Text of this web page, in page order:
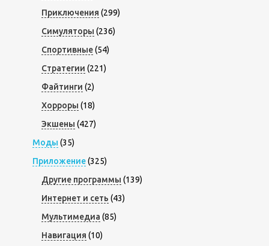
Приключения (299)
Симуляторы (236)
Спортивные(54)
Стратегии (221)
Файтинги (2)
Хорроры (18)
Экшены (427)
Моды (35)
Приложение(325)
Другие программы (139)
Интернет и сеть (43)
Мультимедиа (85)
Навигация (10)